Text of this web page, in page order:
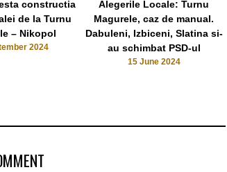
constructia
de la Turnu
– Nikopol
2024
Alegerile Locale: Turnu
Magurele, caz de manual.
Dabuleni, Izbiceni, Slatina si-
au schimbat PSD-ul
15 June 2024